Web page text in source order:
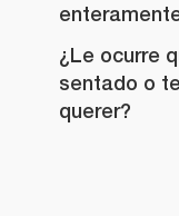
¿Le ocurre
sentado o
querer?